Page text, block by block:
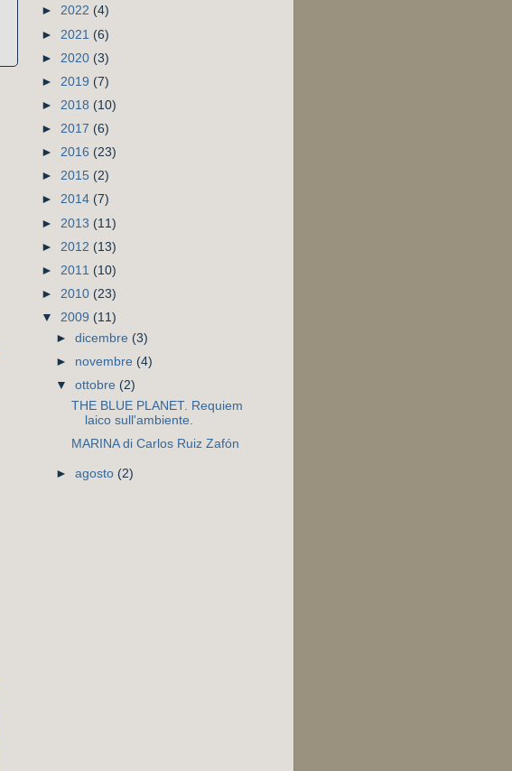
► 2022 (4)
► 2021 (6)
► 2020 (3)
► 2019 (7)
► 2018 (10)
► 2017 (6)
► 2016 (23)
► 2015 (2)
► 2014 (7)
► 2013 (11)
► 2012 (13)
► 2011 (10)
► 2010 (23)
▼ 2009 (11)
►dicembre (3)
► novembre (4)
▼ottobre (2)
THE BLUE PLANET. Requiem
laico sull'ambiente.
MARINA di Carlos Ruiz Zafón
►agosto (2)